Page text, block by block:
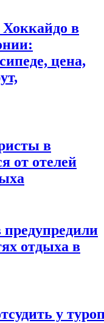
Хоккайдо в
цена,
в
от отелей
предупредили
отдыха в
у